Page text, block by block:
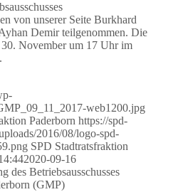
von unserer Seite Burkhard
Demir teilgenommen. Die
November um 17 Uhr im
web1200.jpg
Paderborn https://spd-
2016/08/logo-spd-
SPD Stadtratsfraktion
2020-09-16
des Betriebsausschusses
(GMP)